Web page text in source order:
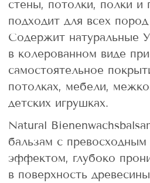
стены, потолки, полки и
подходит для всех
Содержит натуральные
в колерованном виде
самостоятельное
потолках, мебели,
детских игрушках.
Natural
бальзам с
эффектом, глубоко
в поверхность